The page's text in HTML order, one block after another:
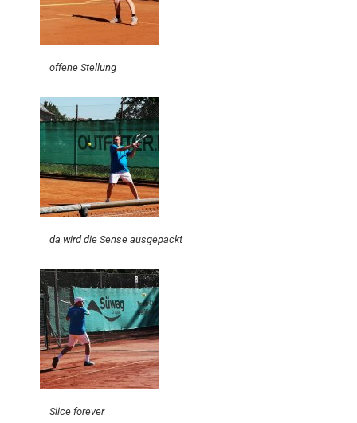
offene Stellung
da wird die Sense ausgepackt
Slice forever